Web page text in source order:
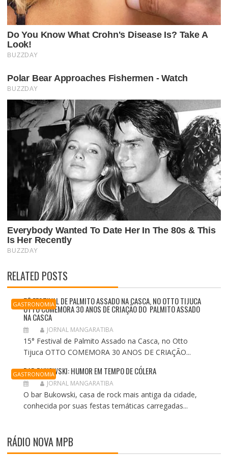
RELATED POSTS
GASTRONOMIA
5° FESTIVAL DE PALMITO ASSADO NA CASCA, NO OTTO TIJUCA
OTTO COMEMORA 30 ANOS DE CRIAÇÃO DO PALMITO ASSADO
NA CASCA
JORNAL MANGARATIBA
15° Festival de Palmito Assado na Casca, no Otto
Tijuca OTTO COMEMORA 30 ANOS DE CRIAÇÃO...
GASTRONOMIA
BAR BUKOWSKI: HUMOR EM TEMPO DE CÓLERA
JORNAL MANGARATIBA
O bar Bukowski, casa de rock mais antiga da cidade,
conhecida por suas festas temáticas carregadas...
RÁDIO NOVA MPB